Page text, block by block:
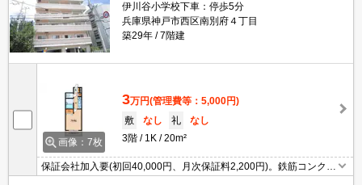
伊川谷小学校下車：停歩5分
兵庫県神戸市西区南別府４丁目
築29年
7階建
画像：7枚
3万円(管理費等：5,000円)
敷
なし 礼
なし
3階
1K 20m²
保証会社加入要(初回40,000円、月次保証料2,200円)。鉄筋コンクリ
ート造。エレベーター付きのマンションタイプ。インターネット無